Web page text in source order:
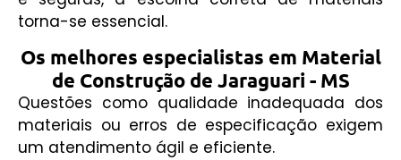
torna-se essencial.
Os melhores especialistas em Material
de Construção de Jaraguari - MS
Questões como qualidade inadequada dos
materiais ou erros de especificação exigem
um atendimento ágil e eficiente.